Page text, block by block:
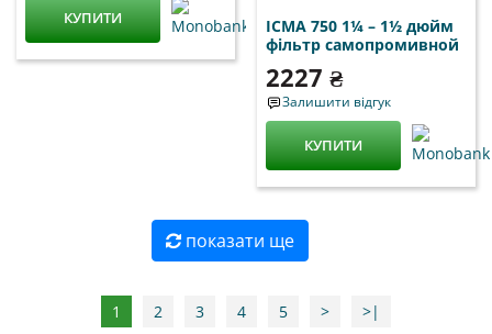
КУПИТИ
ICMA 750 1¼ – 1½ дюйм
фільтр самопромивной
2227 ₴
Залишити відгук
КУПИТИ
показати ще
1 2 3 4 5 >
>|